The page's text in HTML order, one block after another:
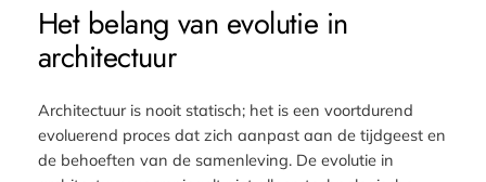
Het belang van evolutie in
architectuur
Architectuur is nooit statisch; het is een voortdurend
evoluerend proces dat zich aanpast aan de tijdgeest en
de behoeften van de samenleving. De evolutie in